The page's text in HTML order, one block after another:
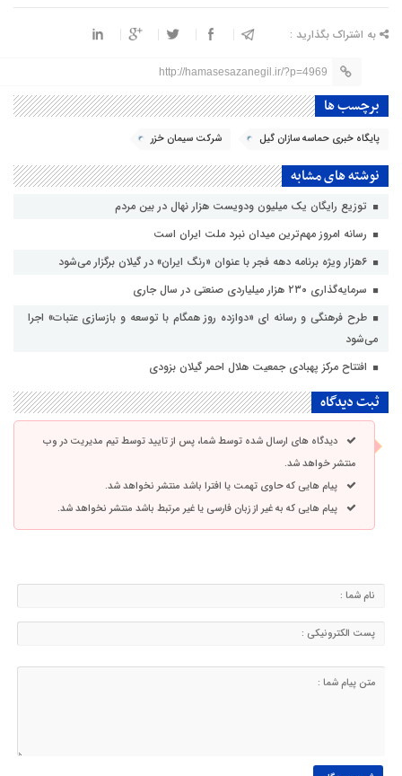
به اشتراک بگذارید :
http://hamasesazanegil.ir/?p=4969
برچسب ها
پایگاه خبری حماسه سازان گیل شرکت سیمان خزر
نوشته های مشابه
توزیع رایگان یک میلیون ودویست هزار نهال در بین مردم
رسانه امروز مهم‌ترین میدان نبرد ملت ایران است
سرمایه‌گذاری ۲۳۰ هزار میلیاردی صنعتی در سال جاری
طرح فرهنگی و رسانه ای «دوازده روز همگام با توسعه و بازسازی عتبات» اجرا
می‌شود
افتتاح مرکز پهبادی جمعیت هلال احمر گیلان بزودی
ثبت دیدگاه
دیدگاه های ارسال شده توسط شما، پس از تایید توسط تیم مدیریت در وب
منتشر خواهد شد.
پیام هایی که حاوی تهمت یا افترا باشد منتشر نخواهد شد.
پیام هایی که به غیر از زبان فارسی یا غیر مرتبط باشد منتشر نخواهد شد.